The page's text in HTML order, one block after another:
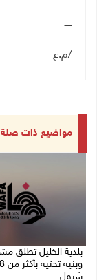
ـــــ
/م.ع
مواضيع ذات صلة
بلدية الخليل تطلق
شيقل